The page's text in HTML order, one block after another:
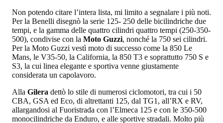
Non potendo citare l’intera lista, mi limito a segnalare i più noti.
Per la Benelli disegnò la serie 125- 250 delle bicilindriche due
tempi, e la gamma delle quattro cilindri quattro tempi (250-350-
500), condivise con la Moto Guzzi, nonché la 750 sei cilindri.
Per la Moto Guzzi vestì moto di successo come la 850 Le
Mans, le V35-50, la California, la 850 T3 e soprattutto 750 S e
S3, la cui linea elegante e sportiva venne giustamente
considerata un capolavoro.
Alla Gilera dettò lo stile di numerosi ciclomotori, tra cui i 50
CBA, GSA ed Eco, di altrettanti 125, dal TG1, all’RX e RV,
allargandosi al Fuoristrada con l’Elmeca 125 e con le 350-500
monocilindriche da Enduro, e alle sportive stradali. Molto più